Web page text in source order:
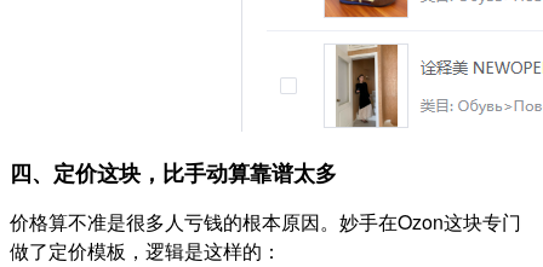
四、定价这块，比手动算靠谱太多
价格算不准是很多人亏钱的根本原因。妙手在Ozon这块专门
做了定价模板，逻辑是这样的：